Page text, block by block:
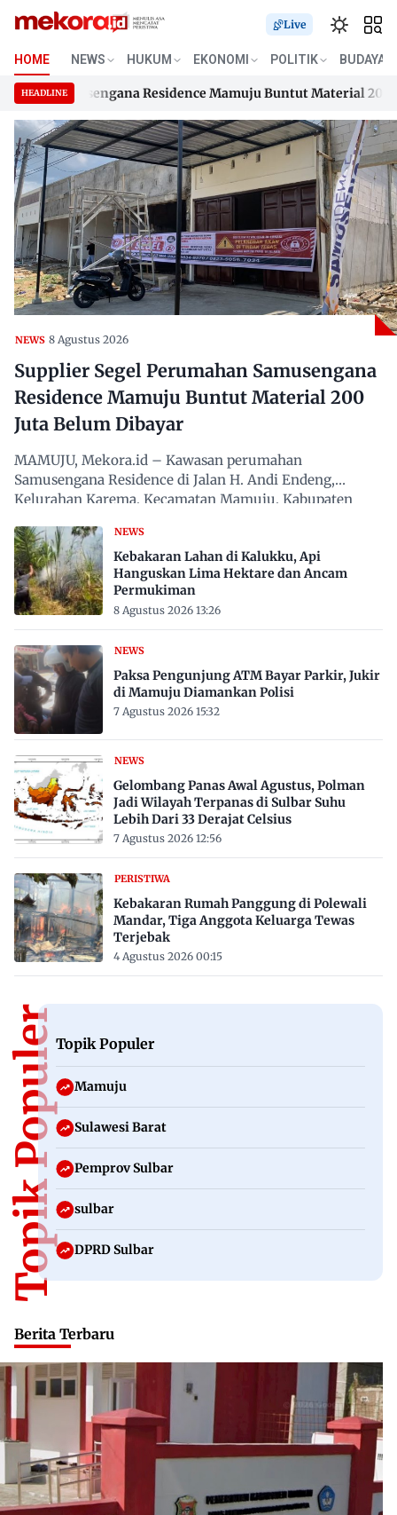
Skip
content
Live
HOME NEWS HUKUM EKONOMI POLITIK BUDAYA
HEADLINE
Samusengana Residence Mamuju Buntut Material 200 Juta
Samusengana Residence Mamuju Buntut Material 200 Juta
NEWS 8 Agustus 2026
Supplier Segel Perumahan Samusengana
Residence Mamuju Buntut Material 200
Juta Belum Dibayar
MAMUJU, Mekora.id – Kawasan perumahan
Samusengana Residence di Jalan H. Andi Endeng,
Kelurahan Karema, Kecamatan Mamuju, Kabupaten
NEWS
Kebakaran Lahan di Kalukku, Api
Hanguskan Lima Hektare dan Ancam
Permukiman
8 Agustus 2026 13:26
NEWS
Paksa Pengunjung ATM Bayar Parkir, Jukir
di Mamuju Diamankan Polisi
7 Agustus 2026 15:32
NEWS
Gelombang Panas Awal Agustus, Polman
Jadi Wilayah Terpanas di Sulbar Suhu
Lebih Dari 33 Derajat Celsius
7 Agustus 2026 12:56
PERISTIWA
Kebakaran Rumah Panggung di Polewali
Mandar, Tiga Anggota Keluarga Tewas
Terjebak
4 Agustus 2026 00:15
Topik PopulerTopik Populer
Mamuju
Sulawesi Barat
Pemprov Sulbar
sulbar
DPRD Sulbar
Berita Terbaru